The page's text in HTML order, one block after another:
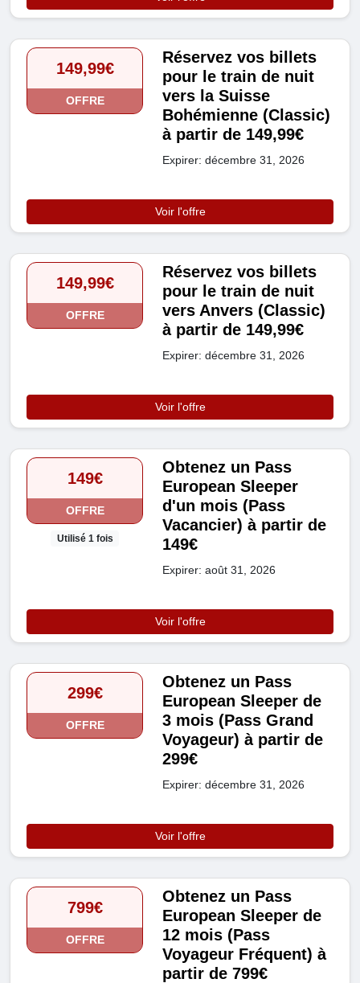
149,99€
OFFRE
Réservez vos billets
pour le train de nuit
vers la Suisse
Bohémienne (Classic)
à partir de 149,99€
Expirer: décembre 31, 2026
Voir l'offre
149,99€
OFFRE
Réservez vos billets
pour le train de nuit
vers Anvers (Classic)
à partir de 149,99€
Expirer: décembre 31, 2026
Voir l'offre
149€
OFFRE
Utilisé 1 fois
Obtenez un Pass
European Sleeper
d'un mois (Pass
Vacancier) à partir de
149€
Expirer: août 31, 2026
Voir l'offre
299€
OFFRE
Obtenez un Pass
European Sleeper de
3 mois (Pass Grand
Voyageur) à partir de
299€
Expirer: décembre 31, 2026
Voir l'offre
799€
OFFRE
Obtenez un Pass
European Sleeper de
12 mois (Pass
Voyageur Fréquent) à
partir de 799€